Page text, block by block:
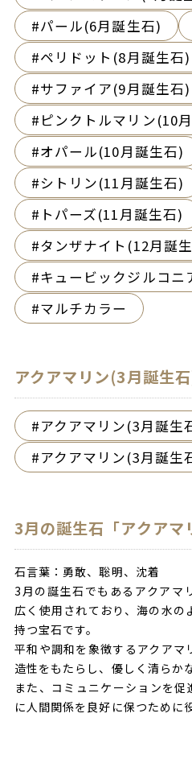
パール(6月誕生石)
ペリドット(8月誕生石)
サファイア(9月誕生石)
ピンクトルマリン(10
オパール(10月誕生石)
シトリン(11月誕生石)
トパーズ(11月誕生石)
タンザナイト(12月誕
キュービックジルコニ
マルチカラー
アクアマリン(3月誕生
アクアマリン(3月誕生
アクアマリン(3月誕生
3月の誕生石「アクアマ
石言葉：勇敢、聡明、沈着
3月の誕生石でもあるアクアマ
広く使用されており、海の水の
持つ宝石です。
平和や調和を象徴するアクアマ
造性をもたらし、優しく清らか
また、コミュニケーションを
に人間関係を良好に保つために